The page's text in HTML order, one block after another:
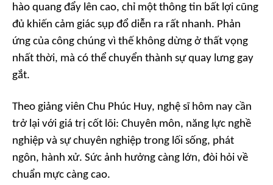
hào quang đẩy lên cao, chỉ một thông tin bất lợi cũng
đủ khiến cảm giác sụp đổ diễn ra rất nhanh. Phản
ứng của công chúng vì thế không dừng ở thất vọng
nhất thời, mà có thể chuyển thành sự quay lưng gay
gắt.
Theo giảng viên Chu Phúc Huy, nghệ sĩ hôm nay cần
trở lại với giá trị cốt lõi: Chuyên môn, năng lực nghề
nghiệp và sự chuyên nghiệp trong lối sống, phát
ngôn, hành xử. Sức ảnh hưởng càng lớn, đòi hỏi về
chuẩn mực càng cao.